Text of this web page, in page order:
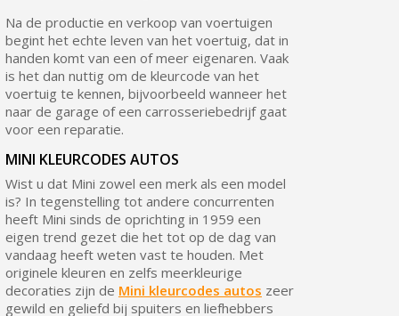
Na de productie en verkoop van voertuigen
begint het echte leven van het voertuig, dat in
handen komt van een of meer eigenaren. Vaak
is het dan nuttig om de kleurcode van het
voertuig te kennen, bijvoorbeeld wanneer het
naar de garage of een carrosseriebedrijf gaat
voor een reparatie.
MINI KLEURCODES AUTOS
Wist u dat Mini zowel een merk als een model
is? In tegenstelling tot andere concurrenten
heeft Mini sinds de oprichting in 1959 een
eigen trend gezet die het tot op de dag van
vandaag heeft weten vast te houden. Met
originele kleuren en zelfs meerkleurige
decoraties zijn de Mini kleurcodes autos zeer
gewild en geliefd bij spuiters en liefhebbers